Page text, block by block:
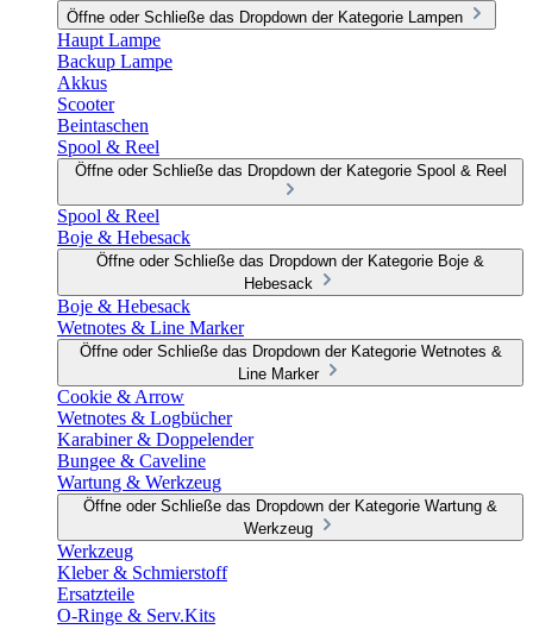
Öffne oder Schließe das Dropdown der Kategorie Lampen
Haupt Lampe
Backup Lampe
Akkus
Scooter
Beintaschen
Spool & Reel
Öffne oder Schließe das Dropdown der Kategorie Spool & Reel
Spool & Reel
Boje & Hebesack
Öffne oder Schließe das Dropdown der Kategorie Boje &
Hebesack
Boje & Hebesack
Wetnotes & Line Marker
Öffne oder Schließe das Dropdown der Kategorie Wetnotes &
Line Marker
Cookie & Arrow
Wetnotes & Logbücher
Karabiner & Doppelender
Bungee & Caveline
Wartung & Werkzeug
Öffne oder Schließe das Dropdown der Kategorie Wartung &
Werkzeug
Werkzeug
Kleber & Schmierstoff
Ersatzteile
O-Ringe & Serv.Kits